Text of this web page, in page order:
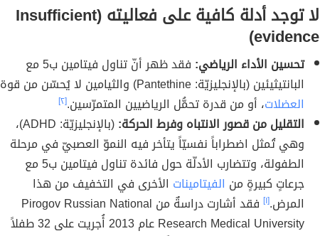
لا توجد أدلة كافية على فعاليته (Insufficient
evidence)
تحسين الأداء الرياضي:
فقد ظهر أنّ تناول فيتامين ب5 مع
البانتيثيئين (بالإنجليزيّة: Pantethine) والثيامين لا يُحسّن من قوة
العضلات، أو من قدرة تحمُّل الرياضيين المتمرّسين.[٢]
التقليل من قصور الانتباه وفرط الحركة:
(بالإنجليزيّة: ADHD)،
وهي تُمثل اضطراباً نفسيّاً يتأخر فيه النموّ العصبيّ في مرحلة
الطفولة، وتتضارب الأدلّة حول فائدة تناول فيتامين ب5 مع
جرعاتٍ كبيرةٍ من الفيتامينات الأخرى في التخفيف من هذا
المرض.[١]
فقد أشارت دراسةٌ من Pirogov Russian National
Research Medical University عام 2013 أُجريت على 32 طفلاً